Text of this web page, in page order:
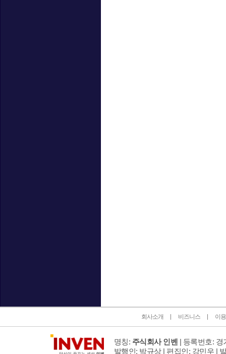
회사소개 비즈니스 이
명칭: 주식회사 인벤 | 등록번호: 경
발행인: 박규상 | 편집인: 강민우 |